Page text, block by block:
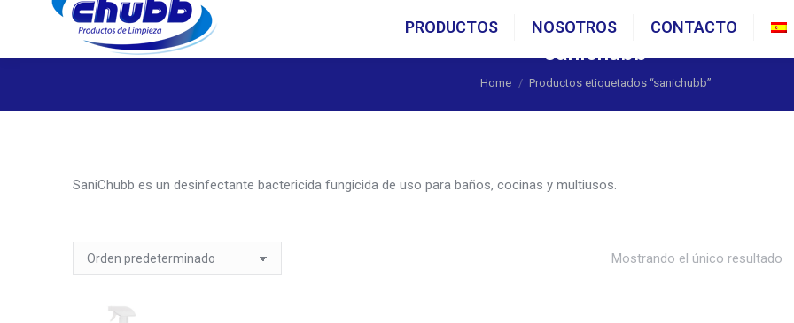
PRODUCTOS NOSOTROS CONTACTO
sanichubb
You are here:
Home Productos etiquetados “sanichubb”
SaniChubb es un desinfectante bactericida fungicida de uso para baños, cocinas y multiusos.
Mostrando el único resultado